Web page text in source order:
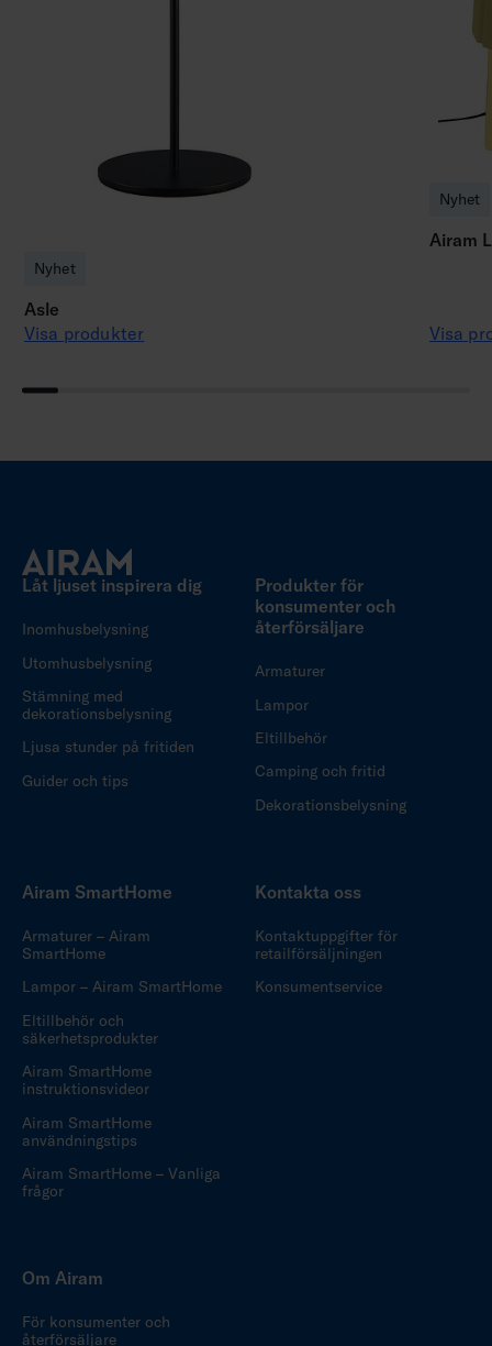
Nyhet
Asle
Visa produkter
Nyhet
Airam
Visa
Låt ljuset inspirera dig
Inomhusbelysning
Utomhusbelysning
Stämning med
dekorationsbelysning
Ljusa stunder på fritiden
Guider och tips
Produkter för
konsumenter och
återförsäljare
Armaturer
Lampor
Eltillbehör
Camping och fritid
Dekorationsbelysning
Airam SmartHome
Armaturer – Airam
SmartHome
Lampor – Airam SmartHome
Eltillbehör och
säkerhetsprodukter
Airam SmartHome
instruktionsvideor
Airam SmartHome
användningstips
Airam SmartHome – Vanliga
frågor
Kontakta oss
Kontaktuppgifter för
retailförsäljningen
Konsumentservice
Om Airam
För konsumenter och
återförsäljare